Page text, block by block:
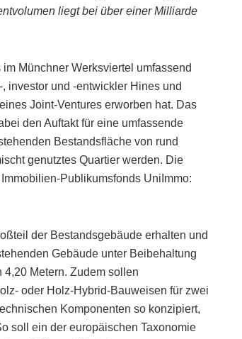
liegt bei über einer Milliarde
Münchner Werksviertel umfassend
investor und -entwickler Hines und
Joint-Ventures erworben hat. Das
den Auftakt für eine umfassende
Bestandsfläche von rund
genutztes Quartier werden. Die
Publikumsfonds UniImmo:
der Bestandsgebäude erhalten und
Gebäude unter Beibehaltung
Metern. Zudem sollen
oder Holz-Hybrid-Bauweisen für zwei
Komponenten so konzipiert,
soll ein der europäischen Taxonomie